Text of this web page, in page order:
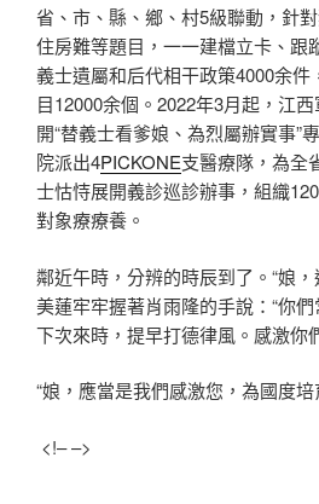
省、市、縣、鄉、村5級聯動，針
住房難等題目，一一建檔立卡、跟
義士遺屬和后代相干政策4000余
目12000余個。2022年3月起，江
開“替義士看爹娘、為烈屬辦實事”
院派出4PICKONE支醫療隊，為全
士怙恃展開義診巡診辦事，組織
對象療療養。
鄰近午時，分辨的時辰到了。“娘
美蓮牢牢握著肖雨隆的手說：“你
下次來時，提早打德律風。感激你
“娘，應當是我們感激您，為國度
<!– –>